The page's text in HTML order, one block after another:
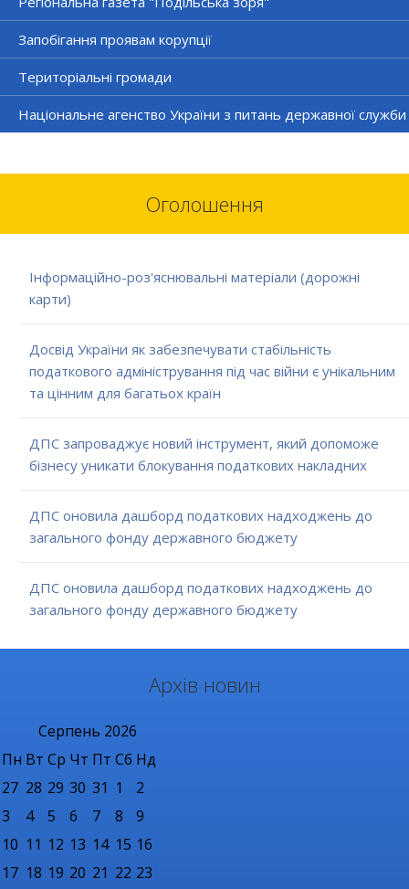
Запобігання проявам корупції
Територіальні громади
Національне агенство України з питань державної служби
Оголошення
Інформаційно-роз'яснювальні матеріали (дорожні
карти)
Досвід України як забезпечувати стабільність
податкового адміністрування під час війни є унікальним
та цінним для багатьох країн
ДПС запроваджує новий інструмент, який допоможе
бізнесу уникати блокування податкових накладних
ДПС оновила дашборд податкових надходжень до
загального фонду державного бюджету
ДПС оновила дашборд податкових надходжень до
загального фонду державного бюджету
Архів новин
Серпень 2026
Пн Вт Ср Чт Пт Сб Нд
27 28 29 30 31 1
2
3
4 5 6 7 8
9
10 11 12 13 14 15 16
17 18 19 20 21 22 23